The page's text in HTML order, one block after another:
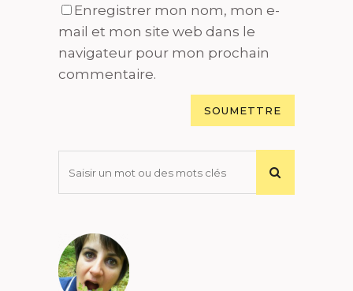
Enregistrer mon nom, mon e-
mail et mon site web dans le
navigateur pour mon prochain
commentaire.